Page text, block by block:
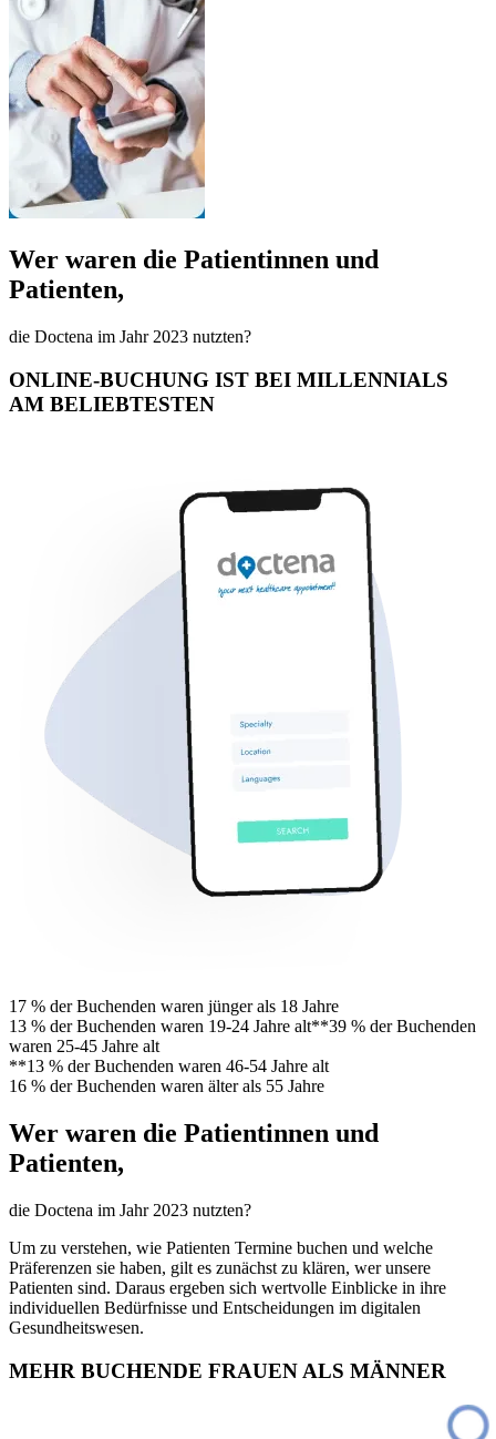
Wer waren die Patientinnen und
Patienten,
die Doctena im Jahr 2023 nutzten?
ONLINE-BUCHUNG IST BEI MILLENNIALS
AM BELIEBTESTEN
17 % der Buchenden waren jünger als 18 Jahre
13 % der Buchenden waren 19-24 Jahre alt**39 % der Buchenden
waren 25-45 Jahre alt
**13 % der Buchenden waren 46-54 Jahre alt
16 % der Buchenden waren älter als 55 Jahre
Wer waren die Patientinnen und
Patienten,
die Doctena im Jahr 2023 nutzten?
Um zu verstehen, wie Patienten Termine buchen und welche
Präferenzen sie haben, gilt es zunächst zu klären, wer unsere
Patienten sind. Daraus ergeben sich wertvolle Einblicke in ihre
individuellen Bedürfnisse und Entscheidungen im digitalen
Gesundheitswesen.
MEHR BUCHENDE FRAUEN ALS MÄNNER